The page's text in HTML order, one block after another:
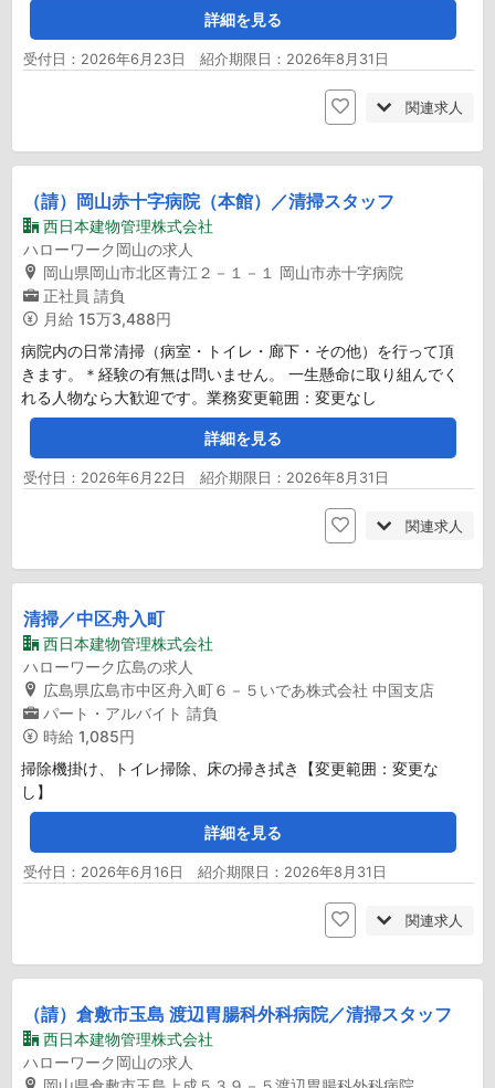
詳細を見る
受付日：2026年6月23日 紹介期限日：2026年8月31日
関連求人
（請）岡山赤十字病院（本館）／清掃スタッフ
西日本建物管理株式会社
ハローワーク岡山の求人
岡山県岡山市北区青江２－１－１ 岡山市赤十字病院
正社員 請負
月給 15万3,488円
病院内の日常清掃（病室・トイレ・廊下・その他）を行って頂
きます。＊経験の有無は問いません。 一生懸命に取り組んでく
れる人物なら大歓迎です。業務変更範囲：変更なし
詳細を見る
受付日：2026年6月22日 紹介期限日：2026年8月31日
関連求人
清掃／中区舟入町
西日本建物管理株式会社
ハローワーク広島の求人
広島県広島市中区舟入町６－５いであ株式会社 中国支店
パート・アルバイト 請負
時給 1,085円
掃除機掛け、トイレ掃除、床の掃き拭き【変更範囲：変更な
し】
詳細を見る
受付日：2026年6月16日 紹介期限日：2026年8月31日
関連求人
（請）倉敷市玉島 渡辺胃腸科外科病院／清掃スタッフ
西日本建物管理株式会社
ハローワーク岡山の求人